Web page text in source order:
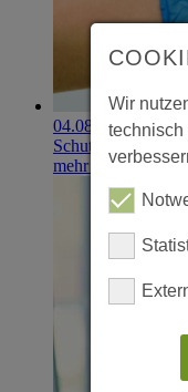
04.08.2026
mehr erfahren
Wir
technisch